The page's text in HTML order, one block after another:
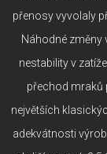
přenosy vyvolaly
Náhodné změny
nestability v
přechod mraků
největších
adekvátnosti